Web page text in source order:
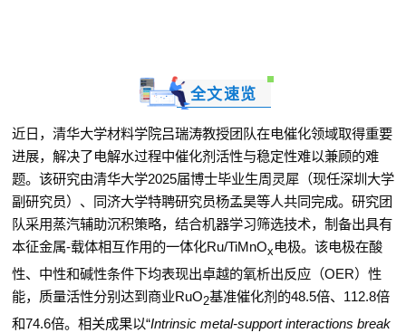
全文速览
近日，清华大学材料学院吕瑞涛教授团队在电催化领域取得重要
进展，解决了电解水过程中催化剂活性与稳定性难以兼顾的难
题。该研究由清华大学2025届博士毕业生周灵犀（现任深圳大学
副研究员）、同济大学特聘研究员杨孟昊等人共同完成。研究团
队采用蒸汽辅助沉积策略，结合机器学习筛选技术，制备出具有
本征金属-载体相互作用的一体化Ru/TiMnOx 电极。该电极在酸
性、中性和碱性条件下均表现出卓越的氧析出反应（OER）性
能，质量活性分别达到商业RuO2基准催化剂的48.5倍、 112.8倍
和74.6倍。相关成果以“Intrinsic metal-support interactions break